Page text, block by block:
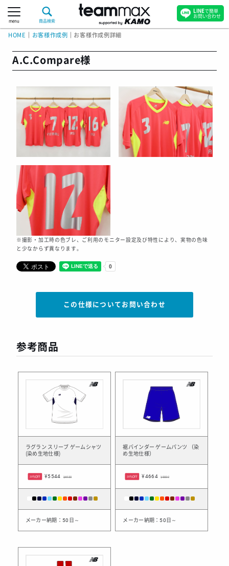
menu 商品検索
HOME お客様作成例 お客様作成例詳細
A.C.Compare様
※撮影・加工時の色ブレ、ご利用のモニター設定及び特性により、実物の色味
と少なからず異なります。
この仕様についてお問い合わせ
参考商品
ラグラン スリーブ ゲームシャツ
(染め生地仕様)
20%OFF ¥5544 ¥6930
メーカー納期：50日～
裾バインダー ゲームパンツ （染
め生地仕様）
20%OFF ¥4664 ¥5830
メーカー納期：50日～
LINEで簡単
お問い合わせ